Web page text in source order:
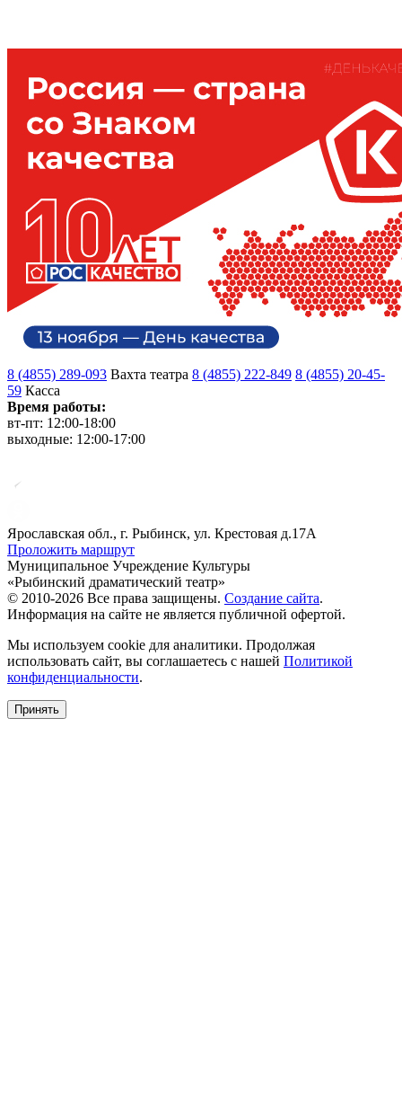
8 (4855) 289-093 Вахта театра 8 (4855) 222-849 8 (4855) 20-45-
59 Касса
Время работы:
вт-пт: 12:00-18:00
выходные: 12:00-17:00
Ярославская обл., г. Рыбинск, ул. Крестовая д.17А
Проложить маршрут
Муниципальное Учреждение Культуры
«Рыбинский драматический театр»
© 2010-2026 Все права защищены. Создание сайта.
Информация на сайте не является публичной офертой.
Мы используем cookie для аналитики. Продолжая
использовать сайт, вы соглашаетесь с нашей Политикой
конфиденциальности.
Принять